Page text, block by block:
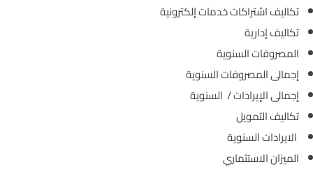
تكاليف اشتراكات خدمات إلكترونية
تكاليف إدارية
المصروفات السنوية
إجمالى المصروفات السنوية
إجمالى الإيرادات / السنوية
تكاليف التمويل
الايرادات السنوية
الميزان الاستثماري